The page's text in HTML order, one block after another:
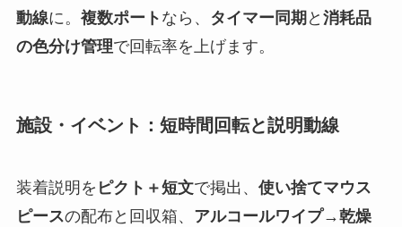
動線に。 複数ポート なら、 タイマー同期 と 消耗品
の色分け管理で回転率を上げます。
施設・イベント：短時間回転と説明動線
装着説明を ピクト＋短文で掲出、 使い捨てマウス
ピースの配布と回収箱、 アルコールワイプ→乾燥